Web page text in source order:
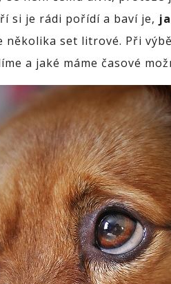
si je rádi pořídí a baví je,
set litrové. Při
a jaké máme časové